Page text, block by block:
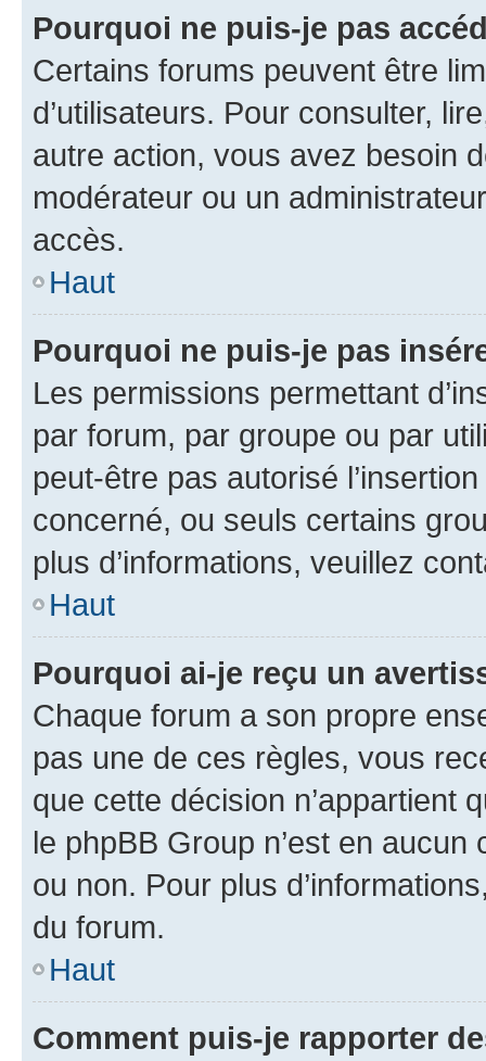
Pourquoi ne puis-je pas
Certains forums peuvent être
d’utilisateurs. Pour consulter,
autre action, vous avez besoin
modérateur ou un
accès.
Haut
Pourquoi ne puis-je pas
Les permissions permettant
par forum, par groupe ou par
peut-être pas autorisé
concerné, ou seuls certains
plus d’informations, veuillez
Haut
Pourquoi ai-je reçu un
Chaque forum a son propre
pas une de ces règles, vous
que cette décision n’appartient
le phpBB Group n’est en
ou non. Pour plus
du forum.
Haut
Comment puis-je rapporter